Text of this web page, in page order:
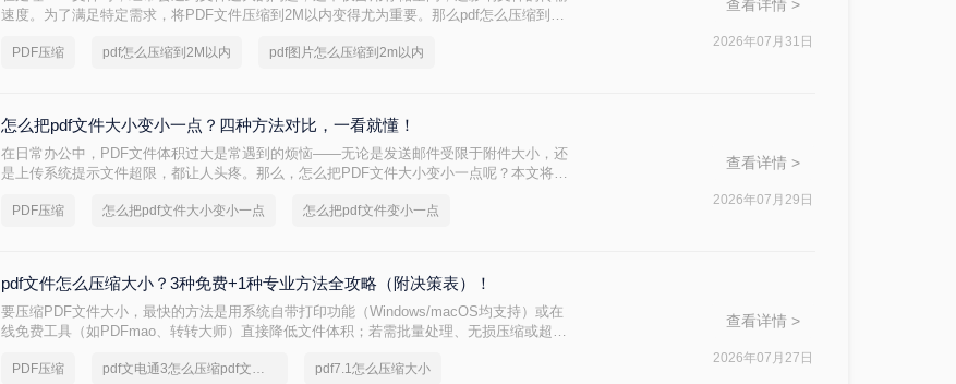
速度。为了满足特定需求，将PDF文件压缩到2M以内变得尤为重要。那么pdf怎么压缩到
PDF压缩 pdf怎么压缩到2M以内 pdf图片怎么压缩到2m以内
查看详情 >
2026年07月31日
怎么把pdf文件大小变小一点？四种方法对比，一看就懂！
在日常办公中，PDF文件体积过大是常遇到的烦恼——无论是发送邮件受限于附件大小，还
是上传系统提示文件超限，都让人头疼。那么，怎么把PDF文件大小变小一点呢？本文将先
需求快速选择最合适的方法。
PDF压缩 怎么把pdf文件大小变小一点 怎么把pdf文件变小一点
查看详情 >
2026年07月29日
pdf文件怎么压缩大小？3种免费+1种专业方法全攻略（附决策表）！
要压缩PDF文件大小，最快的方法是用系统自带打印功能（Windows/macOS均支持）或在
线免费工具（如PDFmao、转转大师）直接降低文件体积；若需批量处理、无损压缩或超过
采样，且完全本地处理，安全无广告。下面用一张决策表帮你3秒定位自己的需求，然后逐
PDF压缩 pdf文电通3怎么压缩pdf文档大小 pdf7.1怎么压缩大小
查看详情 >
2026年07月27日